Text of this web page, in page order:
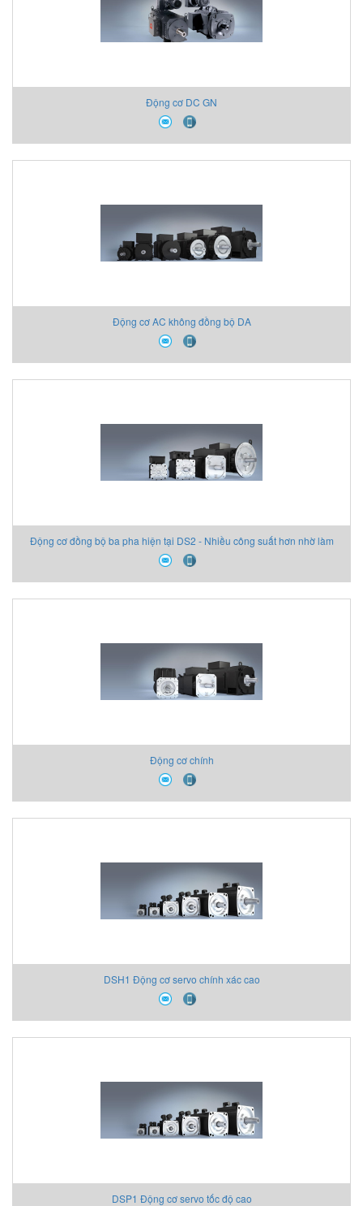
Động cơ DC GN
Động cơ AC không đồng bộ DA
Động cơ đồng bộ ba pha hiện tại DS2 - Nhiều công suất hơn nhờ làm
mát
Động cơ chính
DSH1 Động cơ servo chính xác cao
DSP1 Động cơ servo tốc độ cao